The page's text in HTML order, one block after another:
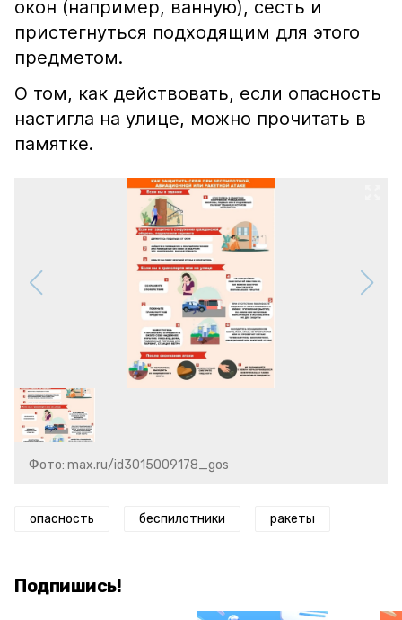
окон (например, ванную), сесть и
пристегнуться подходящим для этого
предметом.
О том, как действовать, если опасность
настигла на улице, можно прочитать в
памятке.
Фото: max.ru/id3015009178_gos
опасность беспилотники ракеты
Подпишись!